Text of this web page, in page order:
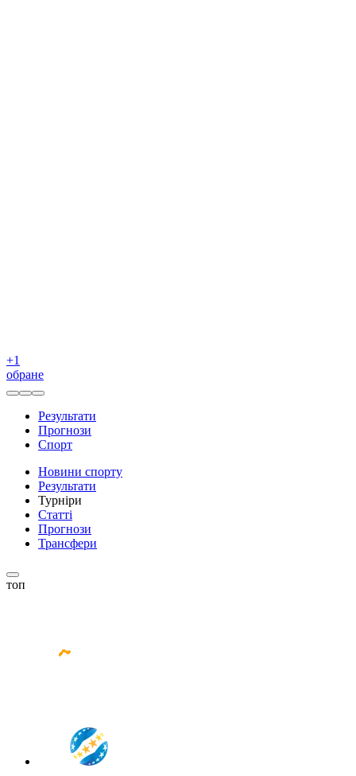
+1
обране
Результати
Прогнози
Спорт
Новини спорту
Результати
Турніри
Статті
Прогнози
Трансфери
топ